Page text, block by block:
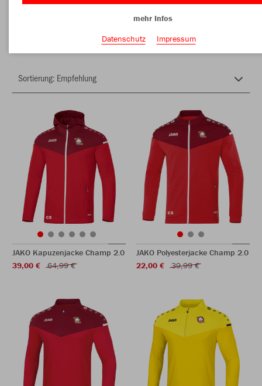
JAKO Kapuzenjacke Champ 2.0
39,00 €
64,99 €
JAKO Polyesterjacke Champ 2.0
22,00 €
39,99 €
mehr Infos
Datenschutz
Impressum